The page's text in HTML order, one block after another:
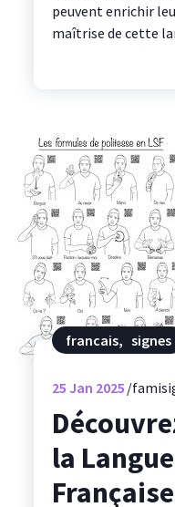
peuvent enrichir
maîtrise de cette
francais, signes
25 Jan 2025
la
Française